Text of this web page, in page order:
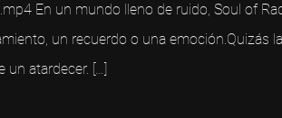
En un mundo lleno de ruido, Soul of
un recuerdo o una emoción.Quizás
atardecer. […]